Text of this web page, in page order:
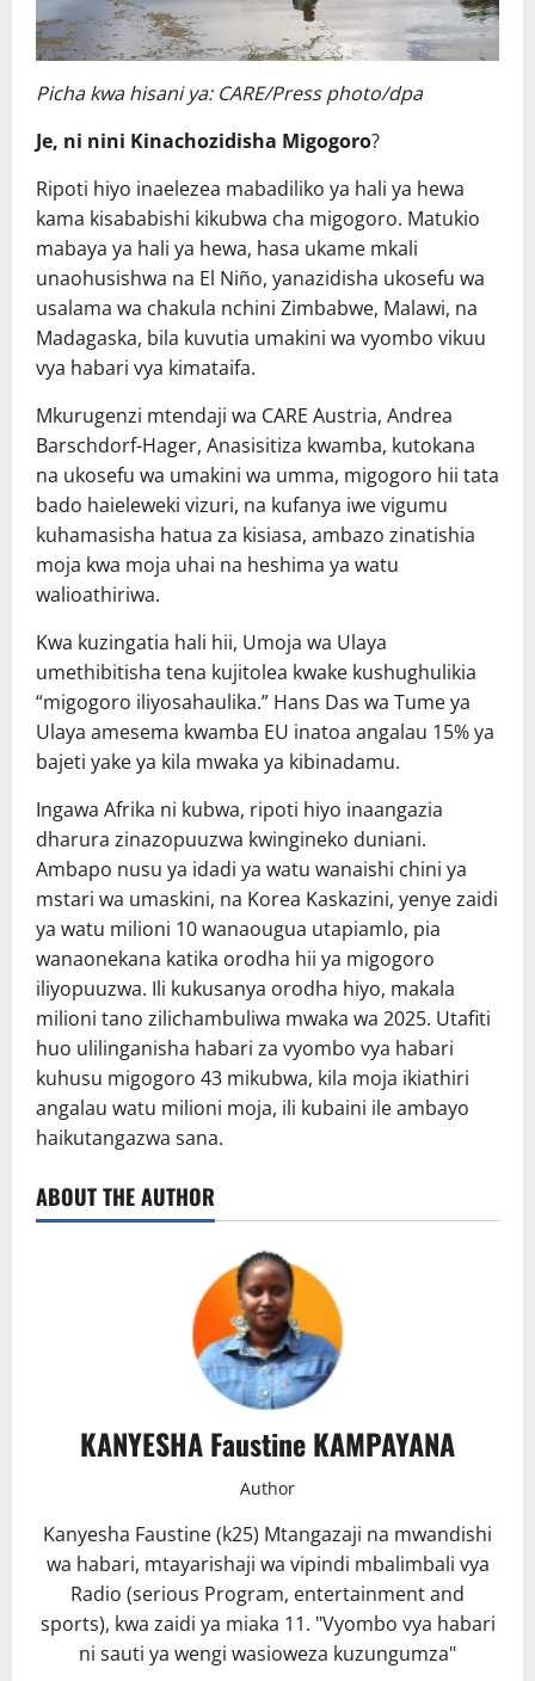
Picha kwa hisani ya: CARE/Press photo/dpa
Je, ni nini Kinachozidisha Migogoro?
Ripoti hiyo inaelezea mabadiliko ya hali ya hewa
kama kisababishi kikubwa cha migogoro. Matukio
mabaya ya hali ya hewa, hasa ukame mkali
unaohusishwa na El Niño, yanazidisha ukosefu wa
usalama wa chakula nchini Zimbabwe, Malawi, na
Madagaska, bila kuvutia umakini wa vyombo vikuu
vya habari vya kimataifa.
Mkurugenzi mtendaji wa CARE Austria, Andrea
Barschdorf-Hager, Anasisitiza kwamba, kutokana
na ukosefu wa umakini wa umma, migogoro hii tata
bado haieleweki vizuri, na kufanya iwe vigumu
kuhamasisha hatua za kisiasa, ambazo zinatishia
moja kwa moja uhai na heshima ya watu
walioathiriwa.
Kwa kuzingatia hali hii, Umoja wa Ulaya
umethibitisha tena kujitolea kwake kushughulikia
“migogoro iliyosahaulika.” Hans Das wa Tume ya
Ulaya amesema kwamba EU inatoa angalau 15% ya
bajeti yake ya kila mwaka ya kibinadamu.
Ingawa Afrika ni kubwa, ripoti hiyo inaangazia
dharura zinazopuuzwa kwingineko duniani.
Ambapo nusu ya idadi ya watu wanaishi chini ya
mstari wa umaskini, na Korea Kaskazini, yenye zaidi
ya watu milioni 10 wanaougua utapiamlo, pia
wanaonekana katika orodha hii ya migogoro
iliyopuuzwa. Ili kukusanya orodha hiyo, makala
milioni tano zilichambuliwa mwaka wa 2025. Utafiti
huo ulilinganisha habari za vyombo vya habari
kuhusu migogoro 43 mikubwa, kila moja ikiathiri
angalau watu milioni moja, ili kubaini ile ambayo
haikutangazwa sana.
ABOUT THE AUTHOR
KANYESHA Faustine KAMPAYANA
Author
Kanyesha Faustine (k25) Mtangazaji na mwandishi
wa habari, mtayarishaji wa vipindi mbalimbali vya
Radio (serious Program, entertainment and
sports), kwa zaidi ya miaka 11. "Vyombo vya habari
ni sauti ya wengi wasioweza kuzungumza"